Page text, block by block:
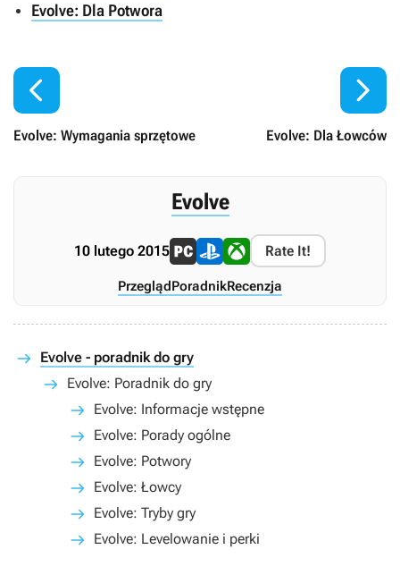
Evolve: Dla Potwora

Evolve: Wymagania sprzętowe Evolve: Dla Łowców

Evolve
10 lutego 2015 Rate It!
PrzeglądPoradnikRecenzja
Evolve - poradnik do gry
Evolve: Poradnik do gry
Evolve: Informacje wstępne
Evolve: Porady ogólne
Evolve: Potwory
Evolve: Łowcy
Evolve: Tryby gry
Evolve: Levelowanie i perki